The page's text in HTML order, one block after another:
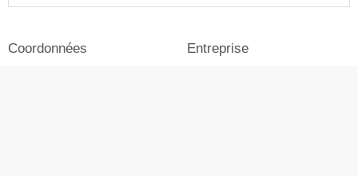
Coordonnées Entreprise